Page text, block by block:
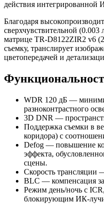
действия
Благодаря
сверхчувствительной
матрице TR-D8122ZIR2 v6
съемку, транслирует
цветопередачей и
WDR 120 дБ —
разноконтрастного
3D DNR —
Поддержка съемки в
коридора) с
Defog — повышение
эффекта,
сцены.
Скорость трансляции
BLC — компенсация
Режим день/ночь с
блокирующим ИК-лучи